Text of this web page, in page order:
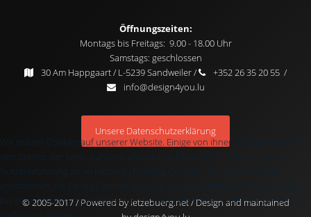
Öffnungszeiten:
Montags bis Freitags: 9.00 - 18.00 Uhr
Samstags: geschlossen
30 Am Happgaart / L-5239 Sandweiler /
+352 26 35 20 55 /
info@design4you.lu
Unsere Datenschutzerklärung
© 2005-2017 / Powered byletzebuerg.net/ Design and maintained
Wir nutzen Cookies auf unserer Website. Einige von ihnen sind essenziell für
den Betrieb der Seite, während andere uns helfen, diese Website und die
Nutzererfahrung zu verbessern (Tracking Cookies). Sie können selbst
entscheiden, ob Sie die Cookies zulassen möchten. Bitte beachten Sie, dass
bei einer Ablehnung womöglich nicht mehr alle Funktionalitäten der Seite zur